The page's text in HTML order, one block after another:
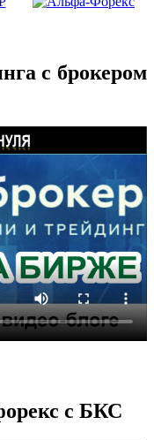
с брокером
с БКС